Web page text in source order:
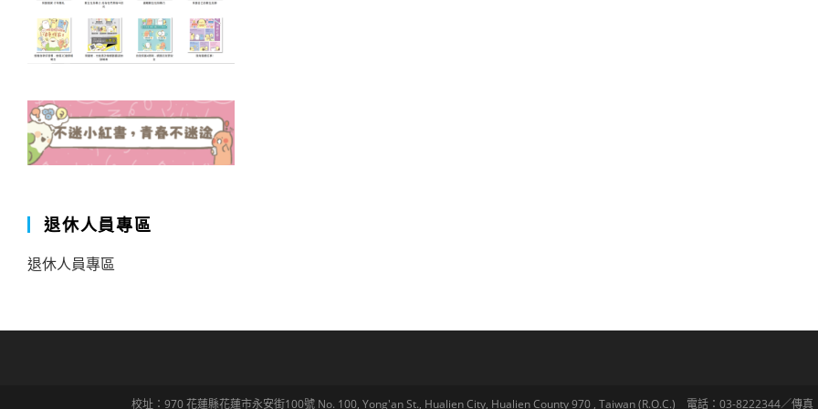
退休人員專區
退休人員專區
校址：970 花蓮縣花蓮市永安街100號 No. 100, Yong'an St., Hualien City, Hualien County 970 , Taiwan (R.O.C.) 電話：03-8222344／傳